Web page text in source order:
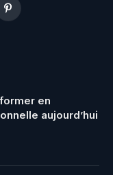
Pinterest
en
aujourd’hui